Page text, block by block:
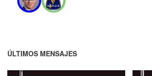
ÚLTIMOS MENSAJES